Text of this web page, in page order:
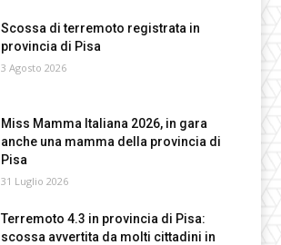
Scossa di terremoto registrata in
provincia di Pisa
3 Agosto 2026
Miss Mamma Italiana 2026, in gara
anche una mamma della provincia di
Pisa
31 Luglio 2026
Terremoto 4.3 in provincia di Pisa:
scossa avvertita da molti cittadini in